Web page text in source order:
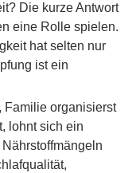
Die kurze Antwort
eine Rolle spielen.
hat selten nur
ist ein
Familie organisierst
lohnt sich ein